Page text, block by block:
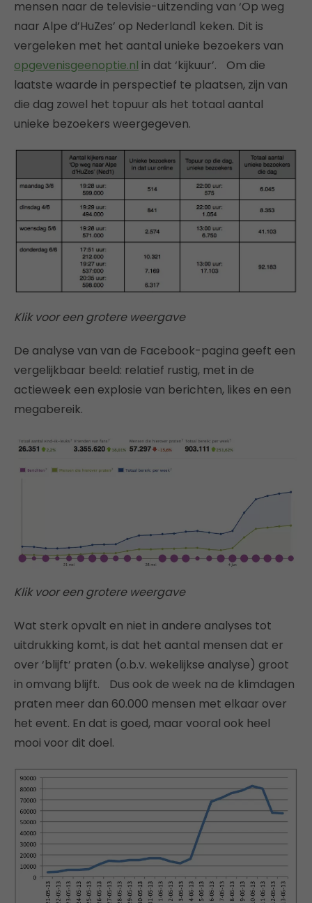
mensen naar de televisie-uitzending van ‘Op weg
naar Alpe d’HuZes’ op Nederland1 keken. Dit is
vergeleken met het aantal unieke bezoekers van
opgevenisgeenoptie.nl in dat ‘kijkuur’. Om die
laatste waarde in perspectief te plaatsen, zijn van
die dag zowel het topuur als het totaal aantal
unieke bezoekers weergegeven.
Klik voor een grotere weergave
De analyse van van de Facebook-pagina geeft een
vergelijkbaar beeld: relatief rustig, met in de
actieweek een explosie van berichten, likes en een
megabereik.
Klik voor een grotere weergave
Wat sterk opvalt en niet in andere analyses tot
uitdrukking komt, is dat het aantal mensen dat er
over ‘blijft’ praten (o.b.v. wekelijkse analyse) groot
in omvang blijft. Dus ook de week na de klimdagen
praten meer dan 60.000 mensen met elkaar over
het event. En dat is goed, maar vooral ook heel
mooi voor dit doel.